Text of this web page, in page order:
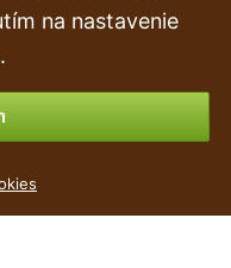
na nastavenie